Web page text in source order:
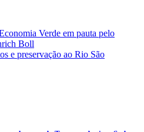
Verde em pauta pelo
Boll
e preservação ao Rio São